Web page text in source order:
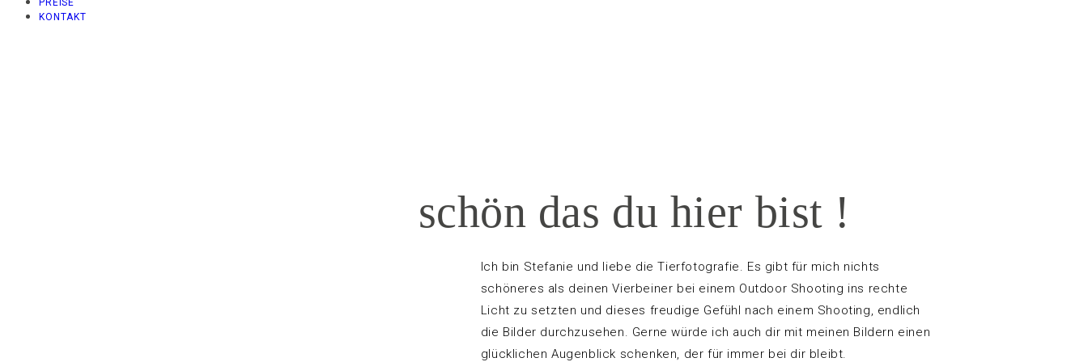
PREISE
KONTAKT
schön das du hier bist !
Ich bin Stefanie und liebe die Tierfotografie. Es gibt für mich nichts
schöneres als deinen Vierbeiner bei einem Outdoor Shooting ins rechte
Licht zu setzten und dieses freudige Gefühl nach einem Shooting, endlich
die Bilder durchzusehen. Gerne würde ich auch dir mit meinen Bildern einen
glücklichen Augenblick schenken, der für immer bei dir bleibt.